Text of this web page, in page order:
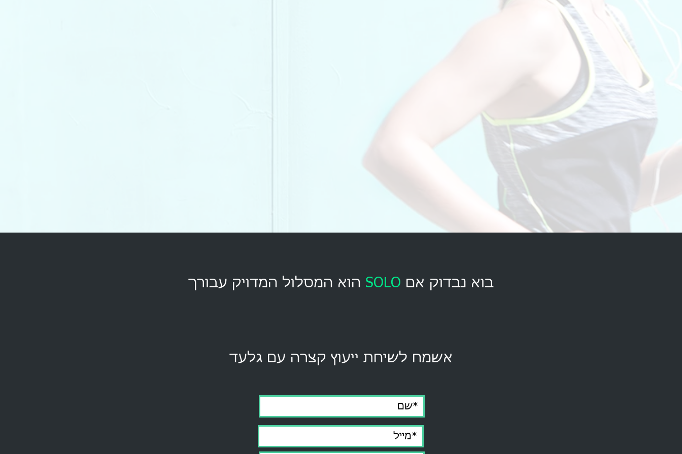
בוא נבדוק אם SOLO הוא המסלול המדויק עבורך
אשמח לשיחת ייעוץ קצרה עם גלעד